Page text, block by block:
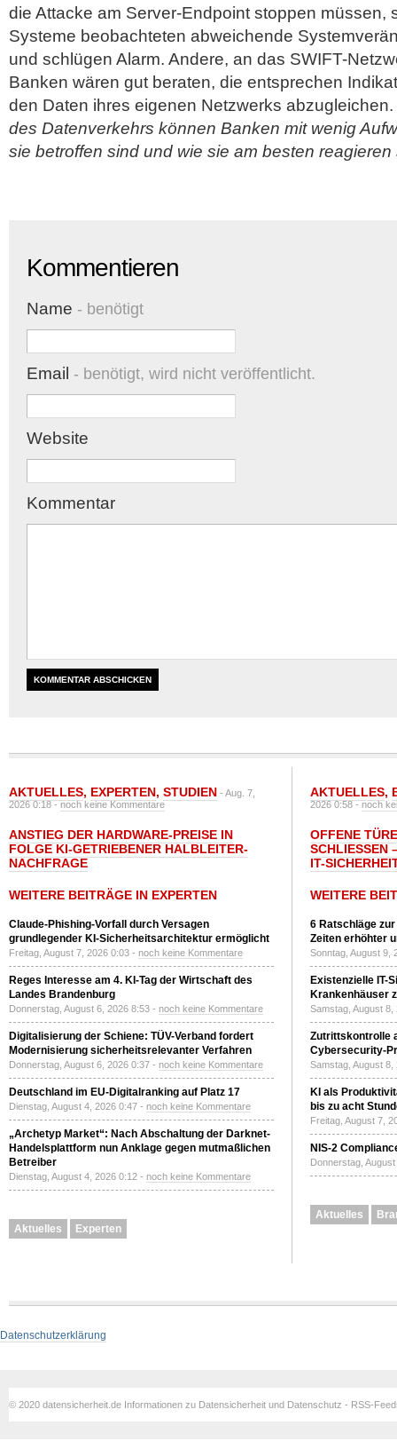
die Attacke am Server-Endpoint stoppen müssen,
Systeme beobachteten abweichende
und schlügen Alarm. Andere, an das SWIFT-
Banken wären gut beraten, die entsprechen
den Daten ihres eigenen Netzwerks abzugleichen.
des Datenverkehrs können Banken mit wenig
sie betroffen sind und wie sie am besten reagieren
Kommentieren
Name - benötigt
Email - benötigt, wird nicht veröffentlicht.
Website
Kommentar
AKTUELLES, EXPERTEN, STUDIEN - Aug. 7,
2026 0:18 -noch keine Kommentare
ANSTIEG DER HARDWARE-PREISE IN
FOLGE KI-GETRIEBENER HALBLEITER-
NACHFRAGE
WEITERE BEITRÄGE IN EXPERTEN
Claude-Phishing-Vorfall durch Versagen
grundlegender KI-Sicherheitsarchitektur ermöglicht
Freitag, August 7, 2026 0:03 - noch keine Kommentare
Reges Interesse am 4. KI-Tag der Wirtschaft des
Landes Brandenburg
Donnerstag, August 6, 2026 8:53 - noch keine Kommentare
Digitalisierung der Schiene: TÜV-Verband fordert
Modernisierung sicherheitsrelevanter Verfahren
Donnerstag, August 6, 2026 0:37 - noch keine Kommentare
Deutschland im EU-Digitalranking auf Platz 17
Dienstag, August 4, 2026 0:47 - noch keine Kommentare
„Archetyp Market“: Nach Abschaltung der Darknet-
Handelsplattform nun Anklage gegen mutmaßlichen
Betreiber
Dienstag, August 4, 2026 0:12 - noch keine Kommentare
Aktuelles Experten
AKTUELLES,
2026 0:58 -noch
OFFENE
SCHLIESSEN
T-
WEITERE
6 Ratschläge
Zeiten erhöhter
Sonntag, August 9,
Existenzielle IT-
Krankenhäuser
Samstag, August
Zutrittskontrolle
Cybersecurity-
Samstag, August
KI als
bis zu acht
Freitag, August 7,
NIS-2
Donnerstag,
Aktuelles
Datenschutzerklärung
© 2020 datensicherheit.de Informationen zu Datensicherheit und Datenschutz - RSS-